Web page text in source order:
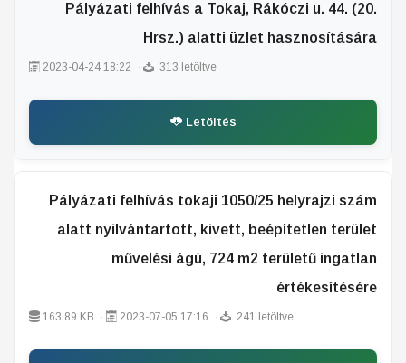
Pályázati felhívás a Tokaj, Rákóczi u. 44. (20.
Hrsz.) alatti üzlet hasznosítására
2023-04-24 18:22 313 letöltve
Letöltés
Pályázati felhívás tokaji 1050/25 helyrajzi szám
alatt nyilvántartott, kivett, beépítetlen terület
művelési ágú, 724 m2 területű ingatlan
értékesítésére
163.89 KB 2023-07-05 17:16 241 letöltve